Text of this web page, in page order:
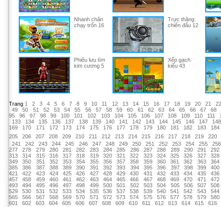
Nhanh chân
chạy trốn 16
Trực thăng
chiến đấu 12
Phiêu lưu tìm
kim cương 5
Xếp gạch
kiểu 43
Trang 1 2 3 4 5 6 7 8 9 10 11 12 13 14 15 16 17 18 19 20 21
22
49
50 51 52 53 54 55 56 57 58 59 60 61 62 63 64 65 66 67
68
95
96 97 98 99 100 101 102 103 104 105 106 107 108 109 110 111
133
134 135 136 137 138 139 140 141 142 143 144 145 146 147
148
169
170 171 172 173 174 175 176 177 178 179 180 181 182 183
184
205
206 207 208 209 210 211 212 213 214 215 216 217 218 219
220
241
242 243 244 245 246 247 248 249 250 251 252 253 254 255
256
277
278 279 280 281 282 283 284 285 286 287 288 289 290 291
292
313
314 315 316 317 318 319 320 321 322 323 324 325 326 327
328
349
350 351 352 353 354 355 356 357 358 359 360 361 362 363
364
385
386 387 388 389 390 391 392 393 394 395 396 397 398 399
400
421
422 423 424 425 426 427 428 429 430 431 432 433 434 435
436
457
458 459 460 461 462 463 464 465 466 467 468 469 470 471
472
493
494 495 496 497 498 499 500 501 502 503 504 505 506 507
508
529
530 531 532 533 534 535 536 537 538 539 540 541 542 543
544
565
566 567 568 569 570 571 572 573 574 575 576 577 578 579
580
601
602 603 604 605 606 607 608 609 610 611 612 613 614 615 616